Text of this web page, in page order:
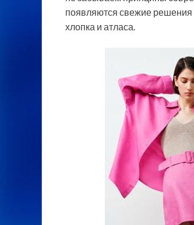
появляются свежие решения
хлопка и атласа.